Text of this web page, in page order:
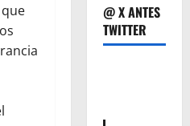
@ X ANTES
TWITTER